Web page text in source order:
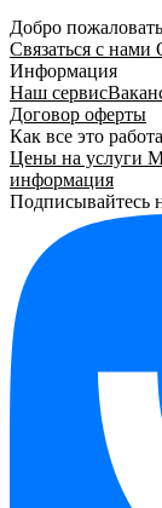
Добро пожаловать
Связаться с нами
Информация
Наш сервис
Договор оферты
Как все это
Цены на услуги
информация
Подписывайтесь